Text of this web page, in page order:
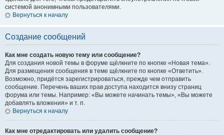
системой анонимными пользователями.
Вернуться к началу
Создание сообщений
Как мне создать новую тему или сообщение?
Для создания новой темы в форуме щёлкните по кнопке «Новая тема».
Для размещения сообщения в теме щёлкните по кнопке «Ответить».
Возможно, придётся зарегистрироваться, прежде чем отправить
сообщение. Перечень ваших прав доступа находится внизу страниц
форума или темы. Например: «Вы можете начинать темы», «Вы можете
добавлять вложения» и т. п.
Вернуться к началу
Как мне отредактировать или удалить сообщение?